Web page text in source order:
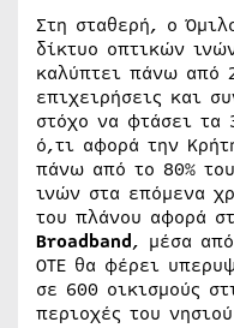
Στη σταθερή, ο
δίκτυο οπτικών
καλύπτει πάνω από
επιχειρήσεις και
στόχο να φτάσει
ό,τι αφορά την
πάνω από το 80%
ινών στα επόμενα
του πλάνου αφορά
Broadband, μέσα
ΟΤΕ θα φέρει
σε 600 οικισμούς
περιοχές του